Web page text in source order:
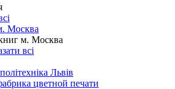
Москва
м. Москва
всі
Львів
цветной печати